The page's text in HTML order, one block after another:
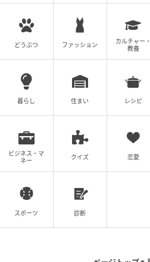
たそうです。
当時の心境を伺ったところ、
ったこともあり、この仕事の
れたことが何より嬉しかった
るんだなと思いました」との
10年以上経った今も忘れられ
優しさ。わざわざ足を運んで
でも投稿者さんの心に残って
投稿者さんとおばあさまの温
どうぶつ ファッション
カルチャー・
教養
暮らし 住まい レシピ
ビジネス・マ
ネー
クイズ 恋愛
スポーツ 診断